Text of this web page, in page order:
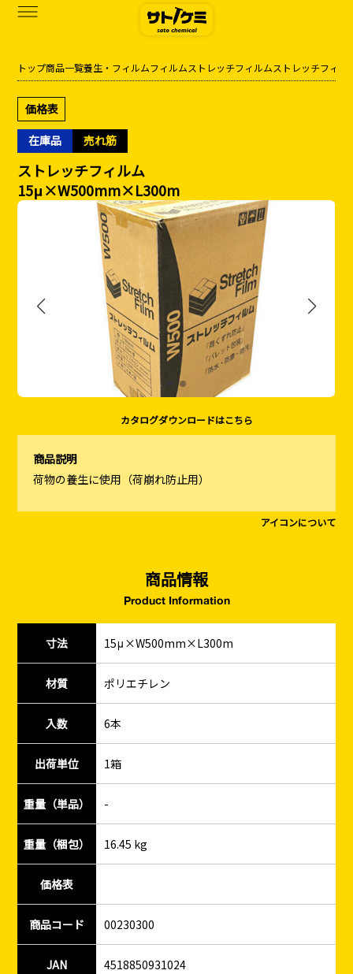
サトケミって？
お知らせ
ブログ
お問い合わせ
アクセス
トップ商品一覧養生・フィルムフィルムストレッチフィルムストレッチフィル
価格表
在庫品 売れ筋
ストレッチフィルム
15μ×W500mm×L300m
カタログダウンロードはこちら
商品説明
荷物の養生に使用（荷崩れ防止用）
アイコンについて
商品情報
Product Information
寸法 15μ×W500mm×L300m
材質 ポリエチレン
入数 6本
出荷単位 1箱
重量（単品） -
重量（梱包） 16.45 kg
価格表
商品コード 00230300
JAN 4518850931024